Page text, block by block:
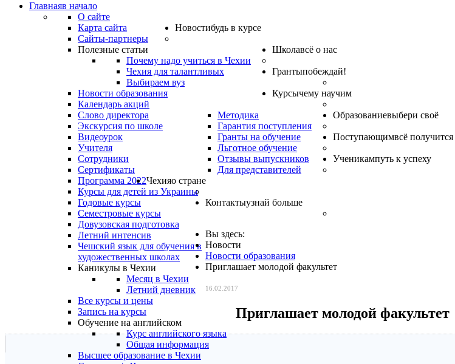
Главнаяв начало
О сайте
Карта сайта
Сайты-партнеры
Новостибудь в курсе
Полезные статьи
Почему надо учиться в Чехии
Чехия для талантливых
Выбираем вуз
Новости образования
Календарь акций
Школавсё о нас
Слово директора
Экскурсия по школе
Видеоурок
Учителя
Сотрудники
Сертификаты
Методика
Гарантия поступления
Гранты на обучение
Льготное обучение
Отзывы выпускников
Для представителей
Грантыпобеждай!
Программа 2022
Курсычему научим
Курсы для детей из Украины
Годовые курсы
Семестровые курсы
Довузовская подготовка
Летний интенсив
Чешский язык для обучения в
художественных школах
Каникулы в Чехии
Месяц в Чехии
Летний дневник
Все курсы и цены
Запись на курсы
Образованиевыбери своё
Обучение на английском
Курс английского языка
Общая информация
Высшее образование в Чехии
Поступающимвсё получится
Ученикампуть к успеху
Чехияо стране
Контактыузнай больше
Вы здесь:
Новости
Новости образования
Приглашает молодой факультет
16.02.2017
Приглашает молодой факультет